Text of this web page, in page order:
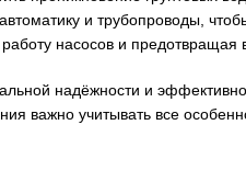
и трубопроводы,
насосов и предотвращая
надёжности и
важно учитывать все